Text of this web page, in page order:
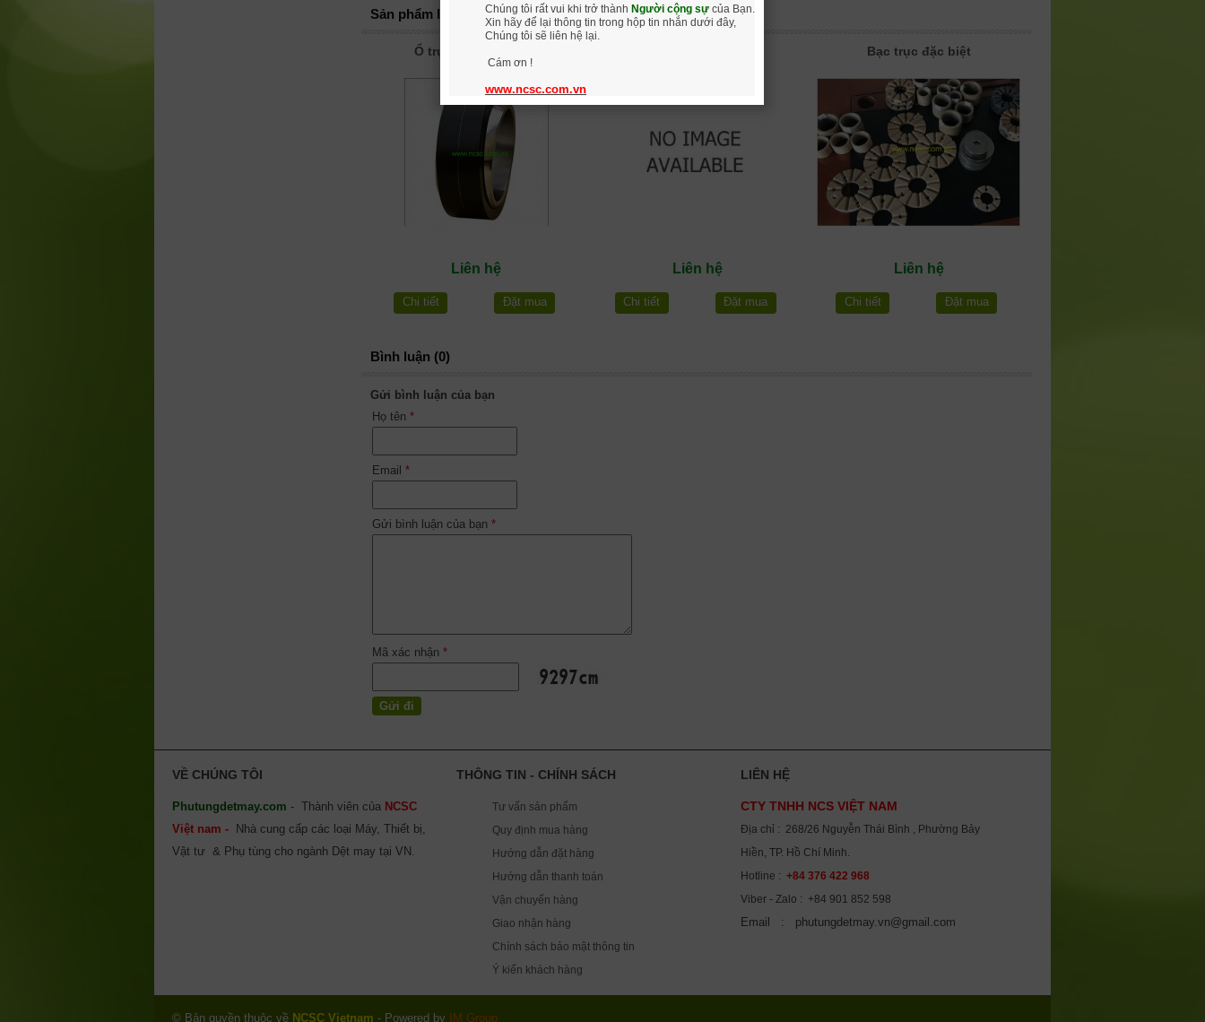
Sản phẩm liên quan
Ổ trục trơn hình cầu
Liên hệ
Chi tiết Đặt mua
Liên hệ
Chi tiết Đặt mua
Bạc trục đặc biệt
Liên hệ
Chi tiết Đặt mua
Bình luận (0)
Gửi bình luận của bạn
Họ tên*
Email*
Gửi bình luận của bạn*
Mã xác nhận*
VỀ CHÚNG TÔI
Phutungdetmay.com - Thành viên của NCSC
Việt nam - Nhà cung cấp các loại Máy, Thiết bị,
Vật tư & Phụ tùng cho ngành Dệt may tại VN.
THÔNG TIN - CHÍNH SÁCH
Tư vấn sản phẩm
Quy định mua hàng
Hướng dẫn đặt hàng
Hướng dẫn thanh toán
Vận chuyển hàng
Giao nhận hàng
Chính sách bảo mật thông tin
Ý kiến khách hàng
LIÊN HỆ
CTY TNHH NCS VIỆT NAM
Địa chỉ : 268/26 Nguyễn Thái Bình , Phường Bảy
Hiền, TP. Hồ Chí Minh.
Hotline : +84 376 422 968
Viber - Zalo : +84 901 852 598
Email : phutungdetmay.vn@gmail.com
© Bản quyền thuộc về NCSC Vietnam - Powered by IM Group
Chúng tôi rất vui khi trở thành Người cộng sự của Bạn.
Xin hãy để lại thông tin trong hộp tin nhắn dưới đây,
Chúng tôi sẽ liên hệ lại.
Cám ơn !
www.ncsc.com.vn